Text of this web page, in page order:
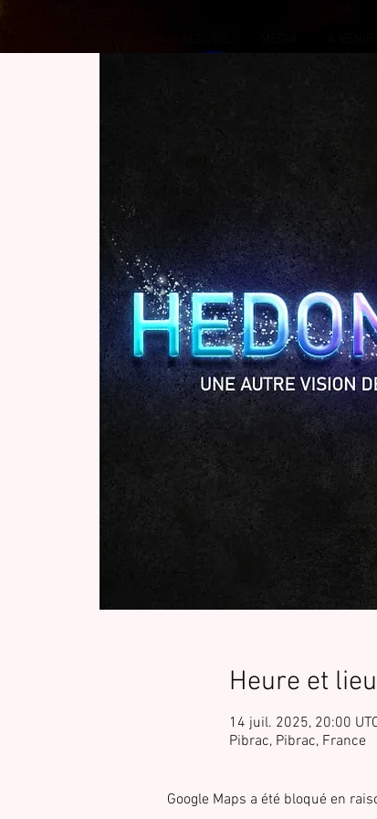
Heure et lieu
14 juil. 2025, 20:00
Pibrac, Pibrac, France
Google Maps a été bloqué en